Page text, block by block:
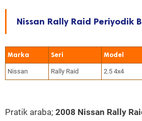
Nissan Rally Raid Periyodik
Marka Seri Model
Nissan Rally Raid 2.5 4x4
Pratik araba; 2008 Nissan Rally